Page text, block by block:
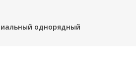
однорядный